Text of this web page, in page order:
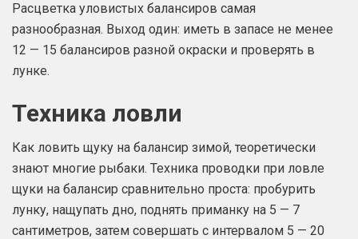
Расцветка уловистых балансиров самая
разнообразная. Выход один: иметь в запасе не менее
12 — 15 балансиров разной окраски и проверять в
лунке.
Техника ловли
Как ловить щуку на балансир зимой, теоретически
знают многие рыбаки. Техника проводки при ловле
щуки на балансир сравнительно проста: пробурить
лунку, нащупать дно, поднять приманку на 5 — 7
сантиметров, затем совершать с интервалом 5 — 20